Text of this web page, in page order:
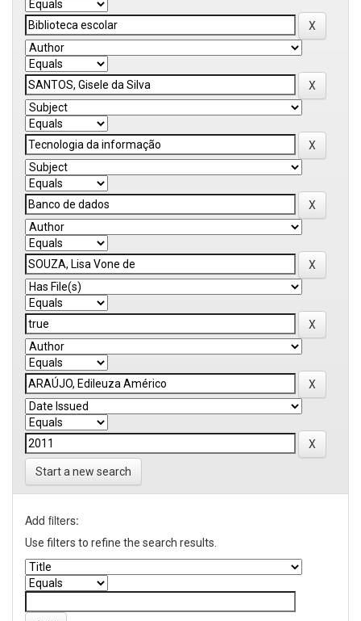
Start a new search
Add filters:
Use filters to refine the search results.